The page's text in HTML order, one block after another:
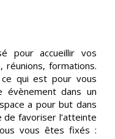
pour accueillir vos
réunions, formations.
qui est pour vous
dans un
a pour but dans
favoriser l’atteinte
vous êtes fixés :